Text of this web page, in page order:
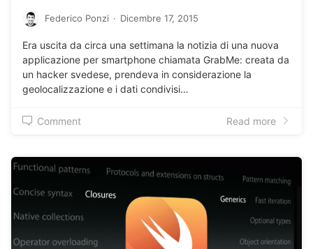
Federico Ponzi · Dicembre 17, 2015
Era uscita da circa una settimana la notizia di una nuova
applicazione per smartphone chiamata GrabMe: creata da
un hacker svedese, prendeva in considerazione la
geolocalizzazione e i dati condivisi…
Comment Read more